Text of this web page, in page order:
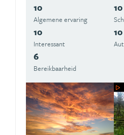
10
Algemene ervaring
10
10
Interessant
10
6
Bereikbaarheid